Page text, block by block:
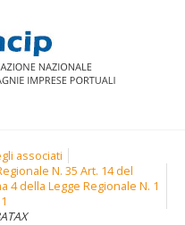
associati
N. 35 Art. 14 del
4 della Legge Regionale N. 1